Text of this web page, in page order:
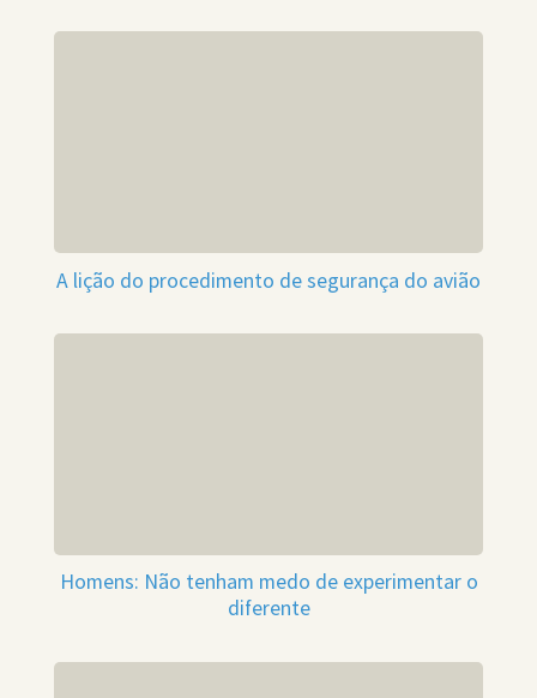
A lição do procedimento de segurança do avião
Homens: Não tenham medo de experimentar o
diferente